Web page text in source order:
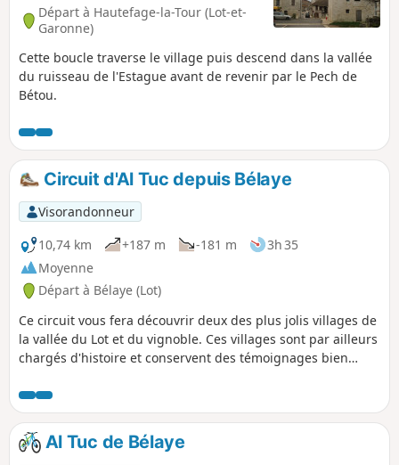
Départ à Hautefage-la-Tour (Lot-et-
Garonne)
Cette boucle traverse le village puis descend dans la vallée
du ruisseau de l'Estague avant de revenir par le Pech de
Bétou.
Circuit d'Al Tuc depuis Bélaye
Visorandonneur
10,74 km
+187 m -181 m
3h 35
Moyenne
Départ à Bélaye (Lot)
Ce circuit vous fera découvrir deux des plus jolis villages de
la vallée du Lot et du vignoble. Ces villages sont par ailleurs
chargés d'histoire et conservent des témoignages bien
Al Tuc de Bélaye